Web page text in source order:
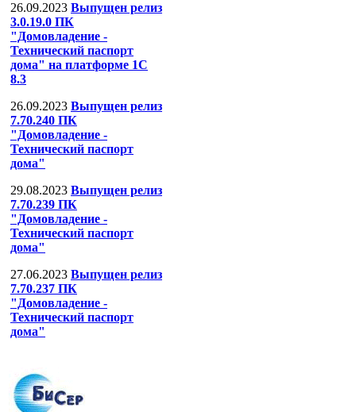
26.09.2023 Выпущен релиз
3.0.19.0 ПК
"Домовладение -
Технический паспорт
дома" на платформе 1С
8.3
26.09.2023 Выпущен релиз
7.70.240 ПК
"Домовладение -
Технический паспорт
дома"
29.08.2023 Выпущен релиз
7.70.239 ПК
"Домовладение -
Технический паспорт
дома"
27.06.2023 Выпущен релиз
7.70.237 ПК
"Домовладение -
Технический паспорт
дома"